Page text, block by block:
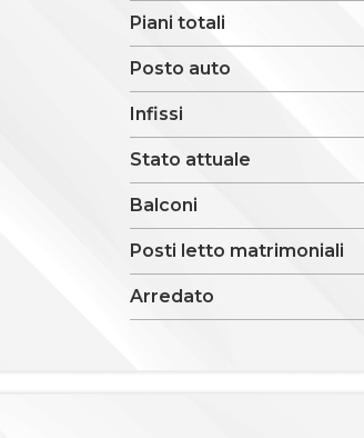
Piani totali
Posto auto
Infissi
Stato attuale
Balconi
Posti letto matrimoniali
Arredato